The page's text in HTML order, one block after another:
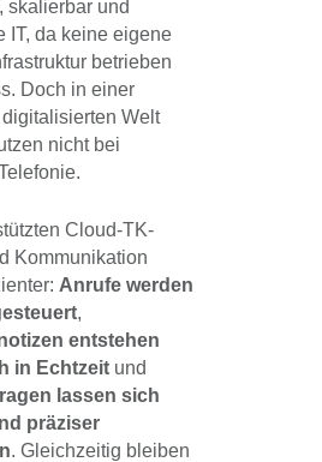
skalierbar und
IT, da keine eigene
betrieben
Doch in einer
Welt
nicht bei
Cloud-TK-
Kommunikation
Anrufe werden
,
entstehen
in Echtzeit und
lassen sich
präziser
. Gleichzeitig bleiben